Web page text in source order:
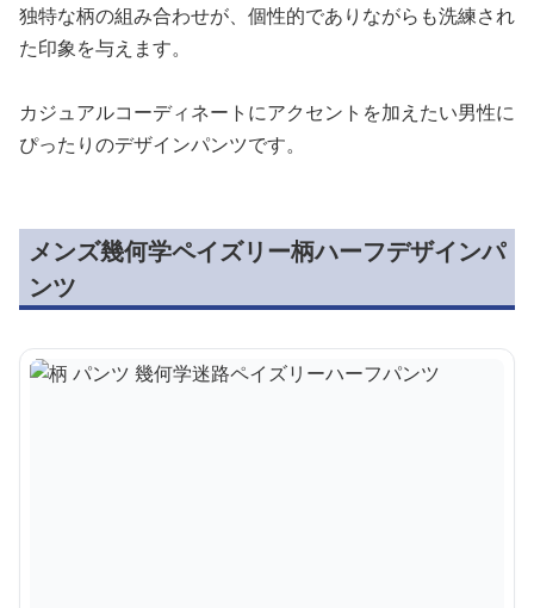
独特な柄の組み合わせが、個性的でありながらも洗練され
た印象を与えます。
カジュアルコーディネートにアクセントを加えたい男性に
ぴったりのデザインパンツです。
メンズ幾何学ペイズリー柄ハーフデザインパ
ンツ